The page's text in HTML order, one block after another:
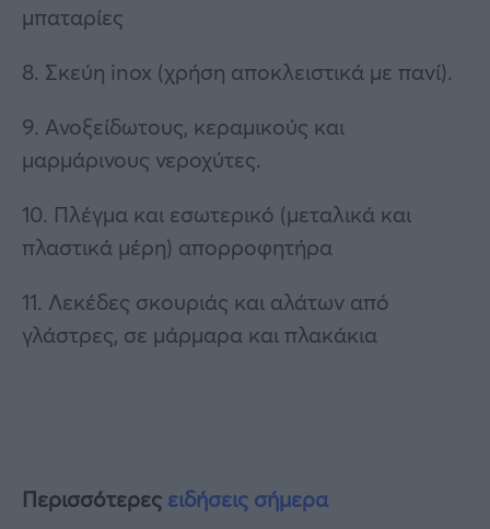
μπαταρίες
8. Σκεύη inox (χρήση αποκλειστικά με πανί).
9. Ανοξείδωτους, κεραμικούς και
μαρμάρινους νεροχύτες.
10. Πλέγμα και εσωτερικό (μεταλικά και
πλαστικά μέρη) απορροφητήρα
11. Λεκέδες σκουριάς και αλάτων από
γλάστρες, σε μάρμαρα και πλακάκια
Περισσότερες ειδήσεις σήμερα